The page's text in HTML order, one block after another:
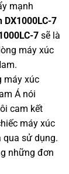
mạnh
DX1000LC-7
7 sẽ là
máy xúc
máy xúc
Á nói
cam kết
máy xúc
qua sử dụng.
những đơn